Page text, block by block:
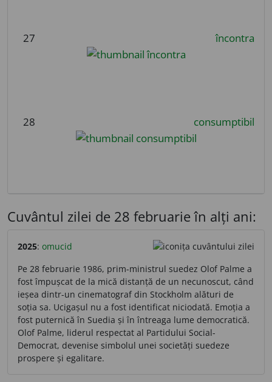
27 încontra
28 consumptibil
Cuvântul zilei de 28 februarie în alți ani:
2025: omucid
Pe 28 februarie 1986, prim-ministrul suedez Olof Palme a
fost împușcat de la mică distanță de un necunoscut, când
ieșea dintr-un cinematograf din Stockholm alături de
soția sa. Ucigașul nu a fost identificat niciodată. Emoția a
fost puternică în Suedia și în întreaga lume democratică.
Olof Palme, liderul respectat al Partidului Social-
Democrat, devenise simbolul unei societăți suedeze
prospere și egalitare.